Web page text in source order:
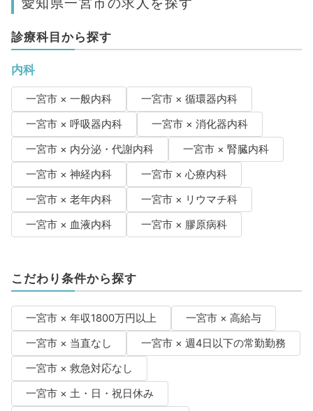
診療科目から探す
内科
一宮市 × 一般内科
一宮市 × 循環器内科
一宮市 × 呼吸器内科
一宮市 × 消化器内科
一宮市 × 内分泌・代謝内科
一宮市 × 腎臓内科
一宮市 × 神経内科
一宮市 × 心療内科
一宮市 × 老年内科
一宮市 × リウマチ科
一宮市 × 血液内科
一宮市 × 膠原病科
こだわり条件から探す
一宮市 × 年収1800万円以上
一宮市 × 高給与
一宮市 × 当直なし
一宮市 × 週4日以下の常勤勤務
一宮市 × 救急対応なし
一宮市 × 土・日・祝日休み